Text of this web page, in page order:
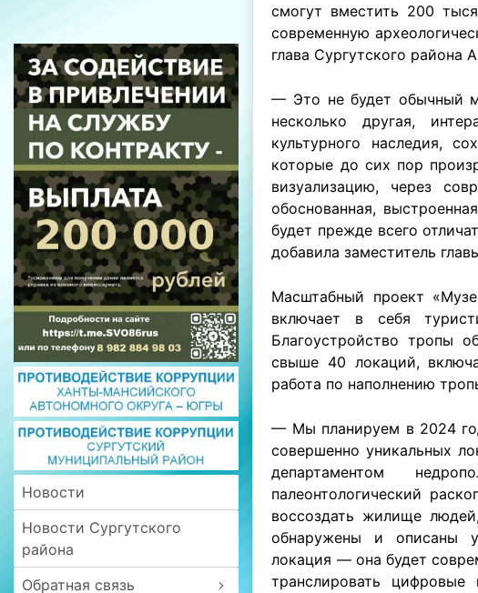
Новости
Новости Сургутского
района
Обратная связь
смогут вместить 200
современную
глава Сургутского района
— Это не будет обычный
несколько другая,
культурного наследия,
которые до сих пор
визуализацию, через
обоснованная,
будет прежде всего
добавила заместитель
Масштабный проект
включает в себя
Благоустройство тропы
свыше 40 локаций,
работа по наполнению
— Мы планируем в 2024
совершенно уникальных
департаментом
палеонтологический
воссоздать жилище
обнаружены и описаны
локация — она будет
транслировать